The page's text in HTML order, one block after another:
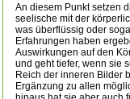
An diesem Punkt setzen
seelische mit der
was überflüssig oder
Erfahrungen haben
Auswirkungen auf den
und geht tiefer, wenn sie
Reich der inneren Bilder
Ergänzung zu allen